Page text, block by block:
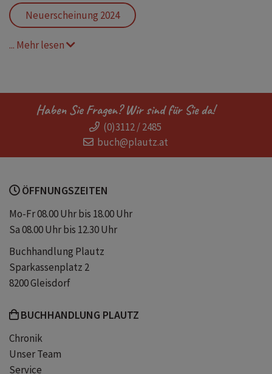
Neuerscheinung 2024
Geschichte der Psychotherapie
Seelenkunde Therapie
Freud
erzählendes Sachbuch
Wissenschaftsgeschichte
Zeit der Zauberer
... Mehr lesen
Haben Sie Fragen? Wir sind für Sie da!
(0)3112 / 2485
buch@plautz.at
ÖFFNUNGSZEITEN
Mo-Fr 08.00 Uhr bis 18.00 Uhr
Sa 08.00 Uhr bis 12.30 Uhr
Buchhandlung Plautz
Sparkassenplatz 2
8200 Gleisdorf
BUCHHANDLUNG PLAUTZ
Chronik
Unser Team
Service